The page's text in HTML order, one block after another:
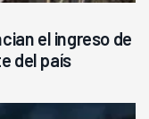
el ingreso de
del país